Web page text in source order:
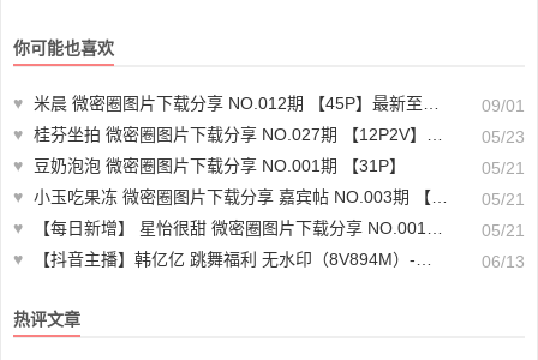
你可能也喜欢
♥ 米晨 微密圈图片下载分享 NO.012期 【45P】最新至：2024.8.29
09/01
♥ 桂芬坐拍 微密圈图片下载分享 NO.027期 【12P2V】最新至：2023.11.14
05/23
♥
豆奶泡泡 微密圈图片下载分享 NO.001期 【31P】
05/21
♥ 小玉吃果冻 微密圈图片下载分享 嘉宾帖 NO.003期 【20P】
05/21
♥
【每日新增】 星怡很甜 微密圈图片下载分享 NO.001期 【30P14V】
05/21
♥
【抖音主播】韩亿亿 跳舞福利 无水印（8V894M）-素材分享 06/13
热评文章